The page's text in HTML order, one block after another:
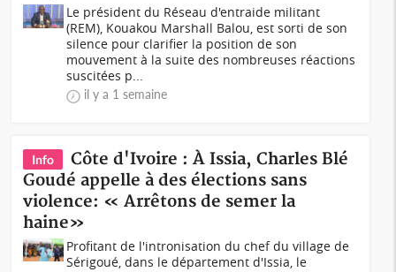
Le président du Réseau d'entraide militant
(REM), Kouakou Marshall Balou, est sorti de son
silence pour clarifier la position de son
mouvement à la suite des nombreuses réactions
suscitées p...
il y a 1 semaine
Info
Côte d'Ivoire : À Issia, Charles Blé
Goudé appelle à des élections sans
violence: « Arrêtons de semer la
haine»
Profitant de l'intronisation du chef du village de
Sérigoué, dans le département d'Issia, le